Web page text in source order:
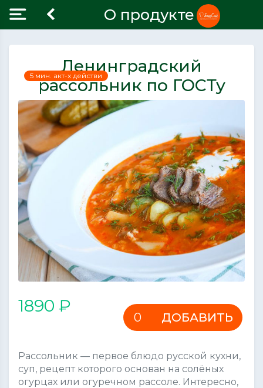
О продукте
Ленинградский
рассольник по ГОСТу
5 мин. акт-х действи
1890 ₽
ДОБАВИТЬ
Рассольник — первое блюдо русской кухни,
суп, рецепт которого основан на солёных
огурцах или огуречном рассоле. Интересно,